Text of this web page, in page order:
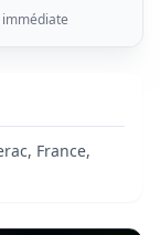
France,